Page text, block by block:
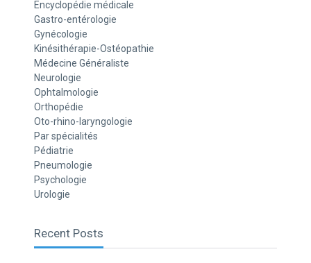
Encyclopédie médicale
Gastro-entérologie
Gynécologie
Kinésithérapie-Ostéopathie
Médecine Généraliste
Neurologie
Ophtalmologie
Orthopédie
Oto-rhino-laryngologie
Par spécialités
Pédiatrie
Pneumologie
Psychologie
Urologie
Recent Posts